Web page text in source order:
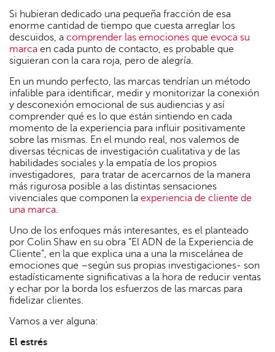
Si hubieran dedicado una pequeña fracción de esa
enorme cantidad de tiempo que cuesta arreglar los
descuidos, a comprender las emociones que evoca su
marca en cada punto de contacto, es probable que
siguieran con la cara roja, pero de alegría.
En un mundo perfecto, las marcas tendrían un método
infalible para identificar, medir y monitorizar la conexión
y desconexión emocional de sus audiencias y así
comprender qué es lo que están sintiendo en cada
momento de la experiencia para influir positivamente
sobre las mismas. En el mundo real, nos valemos de
diversas técnicas de investigación cualitativa y de las
habilidades sociales y la empatía de los propios
investigadores, para tratar de acercarnos de la manera
más rigurosa posible a las distintas sensaciones
vivenciales que componen la experiencia de cliente de
una marca.
Uno de los enfoques más interesantes, es el planteado
por Colin Shaw en su obra “El ADN de la Experiencia de
Cliente”, en la que explica una a una la miscelánea de
emociones que –según sus propias investigaciones- son
estadísticamente significativas a la hora de reducir ventas
y echar por la borda los esfuerzos de las marcas para
fidelizar clientes.
Vamos a ver alguna:
El estrés